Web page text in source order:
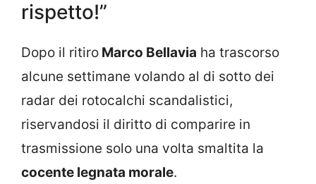
rispetto!”
Dopo il ritiro Marco Bellavia ha trascorso
alcune settimane volando al di sotto dei
radar dei rotocalchi scandalistici,
riservandosi il diritto di comparire in
trasmissione solo una volta smaltita la
cocente legnata morale.